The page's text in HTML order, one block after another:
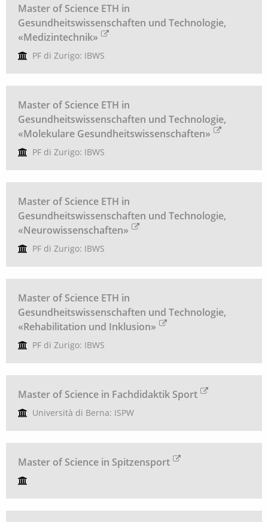
Master of Science ETH in
Gesundheitswissenschaften und Technologie,
«Medizintechnik»
PF di Zurigo: IBWS
Master of Science ETH in
Gesundheitswissenschaften und Technologie,
«Molekulare Gesundheitswissenschaften»
PF di Zurigo: IBWS
Master of Science ETH in
Gesundheitswissenschaften und Technologie,
«Neurowissenschaften»
PF di Zurigo: IBWS
Master of Science ETH in
Gesundheitswissenschaften und Technologie,
«Rehabilitation und Inklusion»
PF di Zurigo: IBWS
Master of Science in Fachdidaktik Sport
Università di Berna: ISPW
Master of Science in Spitzensport